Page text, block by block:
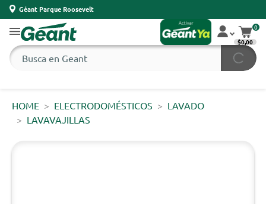
Géant Parque Roosevelt
0
$0,00
HOME ELECTRODOMÉSTICOS
LAVADO
LAVAVAJILLAS